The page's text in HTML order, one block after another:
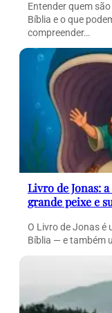
Entender quem
Bíblia e o que
compreender…
Livro de Jonas:
grande peixe e
O Livro de Jonas é
Bíblia — e também